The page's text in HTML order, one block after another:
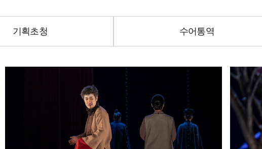
기획초청 수어통역